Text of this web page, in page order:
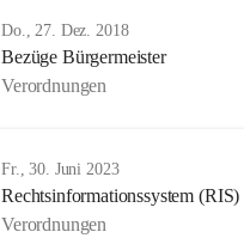
Do., 27. Dez. 2018
Bezüge Bürgermeister
Verordnungen
Fr., 30. Juni 2023
Rechtsinformationssystem (RIS)
Verordnungen